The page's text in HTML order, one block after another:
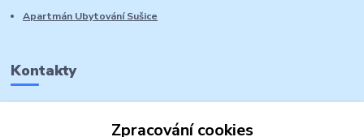
Apartmán Ubytování Sušice
Kontakty
Zpracování cookies